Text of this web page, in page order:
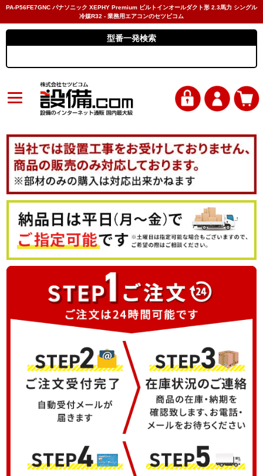
PA-P56FE7GNC パナソニック XEPHY Premium ビルトインオールダクト形 2.3馬力 シングル
冷媒R32 - 業務用エアコンのセツビコム
型番一発検索